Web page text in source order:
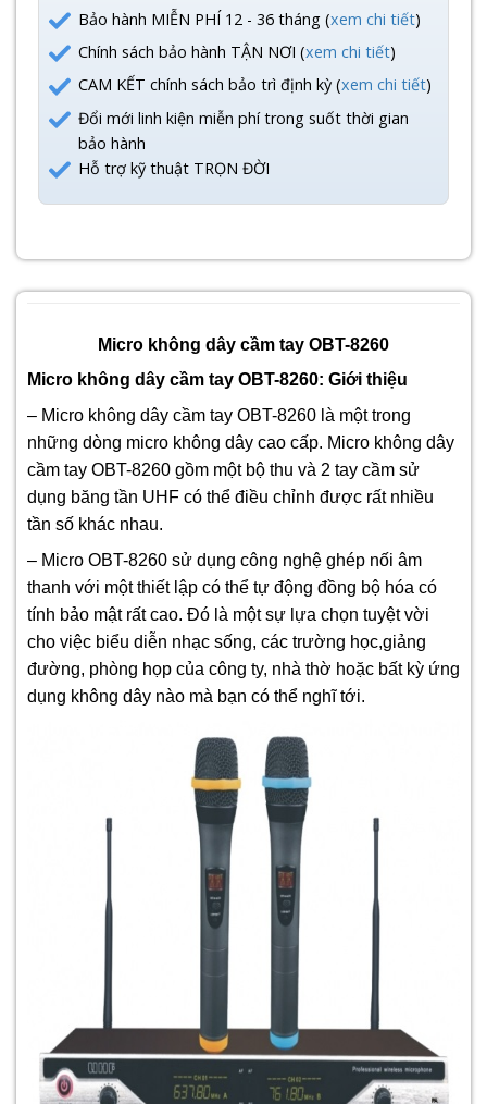
Bảo hành MIỄN PHÍ 12 - 36 tháng (xem chi tiết)
Chính sách bảo hành TẬN NƠI (xem chi tiết)
CAM KẾT chính sách bảo trì định kỳ (xem chi tiết)
Đổi mới linh kiện miễn phí trong suốt thời gian
bảo hành
Hỗ trợ kỹ thuật TRỌN ĐỜI
Micro không dây cầm tay OBT-8260
Micro không dây cầm tay OBT-8260: Giới thiệu
– Micro không dây cầm tay OBT-8260 là một trong
những dòng micro không dây cao cấp. Micro không dây
cầm tay OBT-8260 gồm một bộ thu và 2 tay cầm sử
dụng băng tần UHF có thể điều chỉnh được rất nhiều
tần số khác nhau.
– Micro OBT-8260 sử dụng công nghệ ghép nối âm
thanh với một thiết lập có thể tự động đồng bộ hóa có
tính bảo mật rất cao. Đó là một sự lựa chọn tuyệt vời
cho việc biểu diễn nhạc sống, các trường học,giảng
đường, phòng họp của công ty, nhà thờ hoặc bất kỳ ứng
dụng không dây nào mà bạn có thể nghĩ tới.